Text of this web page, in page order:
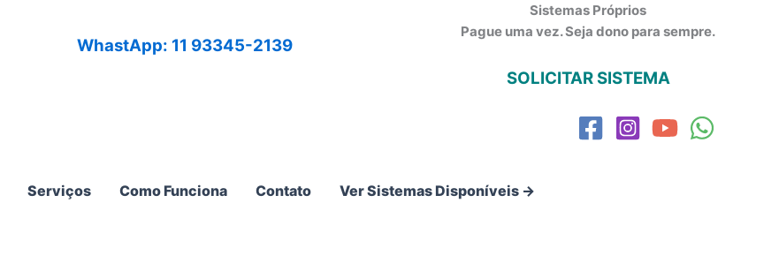
WhastApp: 11 93345-2139
Sistemas Próprios
Pague uma vez. Seja dono para sempre.
SOLICITAR SISTEMA
Serviços Como Funciona Contato Ver Sistemas Disponíveis →